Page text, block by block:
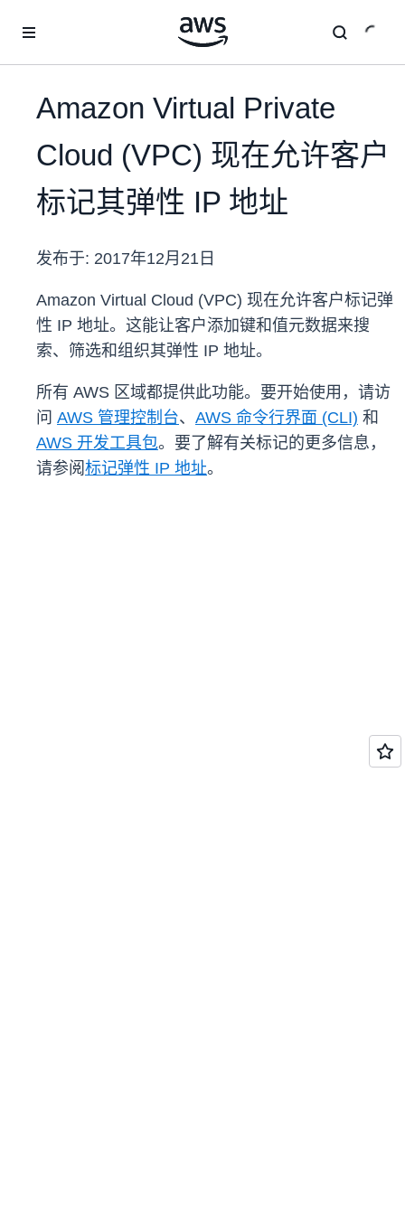
Amazon Virtual Private
Cloud (VPC) 现在允许客户
标记其弹性 IP 地址
发布于: 2017年12月21日
Amazon Virtual Cloud (VPC) 现在允许客户标记弹
性 IP 地址。这能让客户添加键和值元数据来搜
索、筛选和组织其弹性 IP 地址。
所有 AWS 区域都提供此功能。要开始使用，请访
问 AWS 管理控制台、 AWS 命令行界面 (CLI) 和
AWS 开发工具包。要了解有关标记的更多信息，
请参阅 标记弹性 IP 地址。